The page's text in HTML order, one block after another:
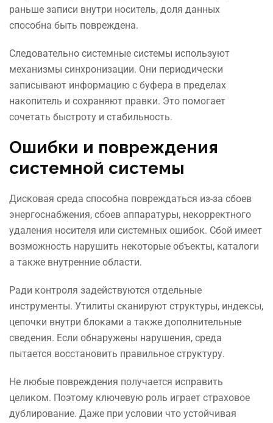
раньше записи внутри носитель, доля данных
способна быть повреждена.
Следовательно системные системы используют
механизмы синхронизации. Они периодически
записывают информацию с буфера в пределах
накопитель и сохраняют правки. Это помогает
сочетать быстроту и стабильность.
Ошибки и повреждения
системной системы
Дисковая среда способна повреждаться из-за сбоев
энергоснабжения, сбоев аппаратуры, некорректного
удаления носителя или системных ошибок. Сбой имеет
возможность нарушить некоторые объекты, каталоги
а также внутренние области.
Ради контроля задействуются отдельные
инструменты. Утилиты сканируют структуры, индексы,
цепочки внутри блоками а также дополнительные
сведения. Если обнаружены нарушения, среда
пытается восстановить правильное структуру.
Не любые повреждения получается исправить
целиком. Поэтому ключевую роль играет страховое
дублирование. Даже при условии что устойчивая